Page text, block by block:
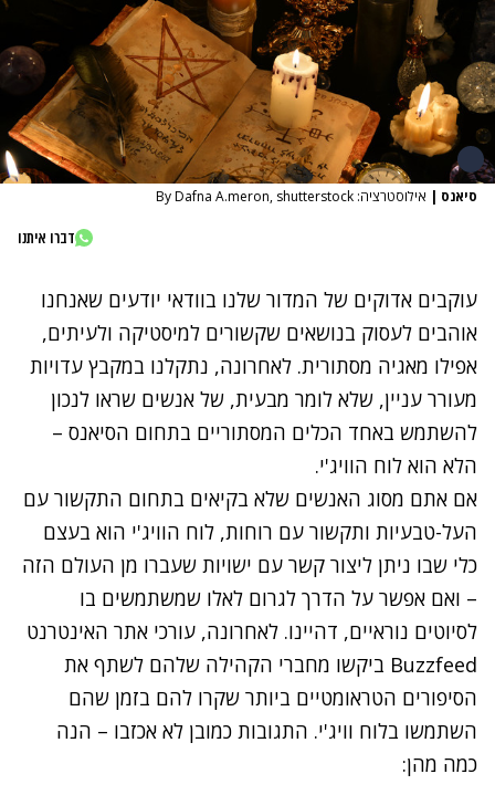
סיאנס | אילוסטרציה: By Dafna A.meron, shutterstock
דברו איתנו
עוקבים אדוקים של המדור שלנו בוודאי יודעים שאנחנו
אוהבים לעסוק בנושאים שקשורים למיסטיקה ולעיתים,
אפילו מאגיה מסתורית. לאחרונה, נתקלנו במקבץ עדויות
מעורר עניין, שלא לומר מבעית, של אנשים שראו לנכון
להשתמש באחד הכלים המסתוריים בתחום הסיאנס –
הלא הוא לוח הוויג'י.
אם אתם מסוג האנשים שלא בקיאים בתחום התקשור עם
העל-טבעיות ותקשור עם רוחות, לוח הוויג'י הוא בעצם
כלי שבו ניתן ליצור קשר עם ישויות שעברו מן העולם הזה
– ואם אפשר על הדרך לגרום לאלו שמשתמשים בו
לסיוטים נוראיים, דהיינו. לאחרונה, עורכי אתר האינטרנט
Buzzfeed ביקשו מחברי הקהילה שלהם לשתף את
הסיפורים הטראומטיים ביותר שקרו להם בזמן שהם
השתמשו בלוח וויג'י. התגובות כמובן לא אכזבו – הנה
כמה מהן: